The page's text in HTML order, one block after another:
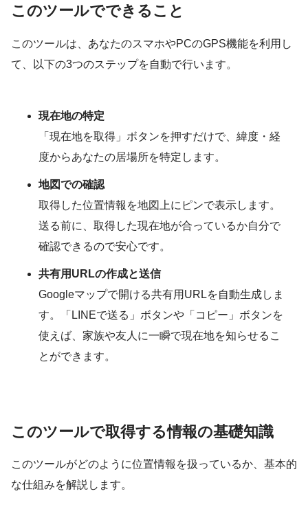
このツールでできること
このツールは、あなたのスマホやPCのGPS機能を利用し
て、以下の3つのステップを自動で行います。
現在地の特定
「現在地を取得」ボタンを押すだけで、緯度・経
度からあなたの居場所を特定します。
地図での確認
取得した位置情報を地図上にピンで表示します。
送る前に、取得した現在地が合っているか自分で
確認できるので安心です。
共有用URLの作成と送信
Googleマップで開ける共有用URLを自動生成しま
す。「LINEで送る」ボタンや「コピー」ボタンを
使えば、家族や友人に一瞬で現在地を知らせるこ
とができます。
このツールで取得する情報の基礎知識
このツールがどのように位置情報を扱っているか、基本的
な仕組みを解説します。